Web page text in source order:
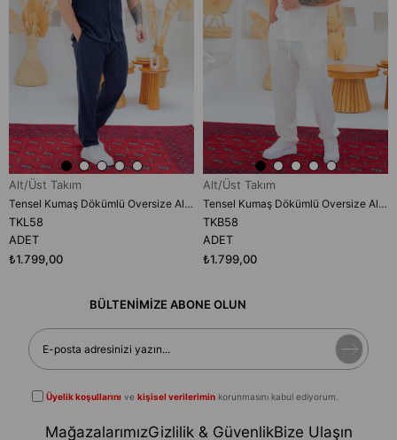
Alt/Üst Takım
Tensel Kumaş Dökümlü Oversize Alt/Üst Takım (TKL58)
TKL58
ADET
₺1.799,00
Alt/Üst Takım
Tensel Kumaş Dökümlü Oversize Alt/Üst Takım (TKB58)
TKB58
ADET
₺1.799,00
BÜLTENİMİZE ABONE OLUN
Üyelik koşullarını vekişisel verilerimin korunmasını kabul ediyorum.
MağazalarımızGizlilik & GüvenlikBize Ulaşın